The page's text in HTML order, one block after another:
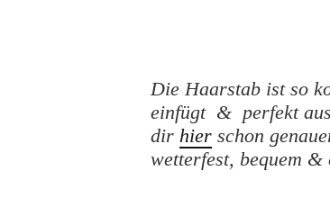
Die Haarstab ist so
einfügt & perfekt
dir hier schon
wetterfest, bequem &